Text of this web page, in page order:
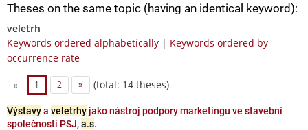
Theses on the same topic (having an identical keyword):
veletrh
Keywords ordered alphabetically | Keywords ordered by
occurrence rate
« 1 2 » (total: 14 theses)
Výstavya veletrhy jako nástroj podpory marketingu ve stavební
společnosti PSJ,a.s.